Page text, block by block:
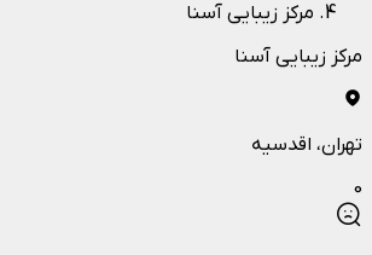
مرکز زیبایی آسنا
مرکز زیبایی آسنا
تهران، اقدسیه
0